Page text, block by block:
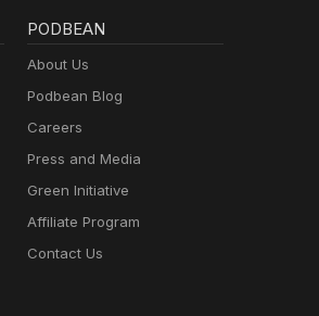
PODBEAN
About Us
Podbean Blog
Careers
Press and Media
Green Initiative
Affiliate Program
Contact Us